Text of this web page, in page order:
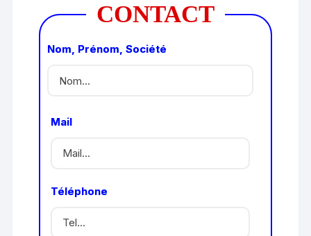
CONTACT
Nom, Prénom, Société
Mail
Téléphone